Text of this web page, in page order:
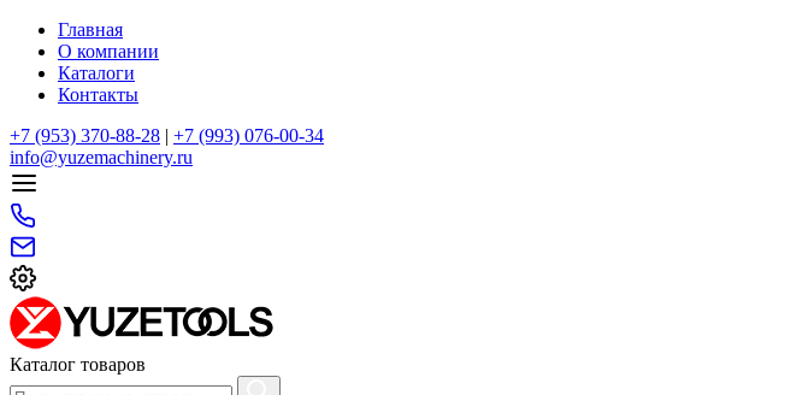
Главная
О компании
Каталоги
Контакты
+7 (953) 370-88-28 | +7 (993) 076-00-34
info@yuzemachinery.ru
Каталог товаров